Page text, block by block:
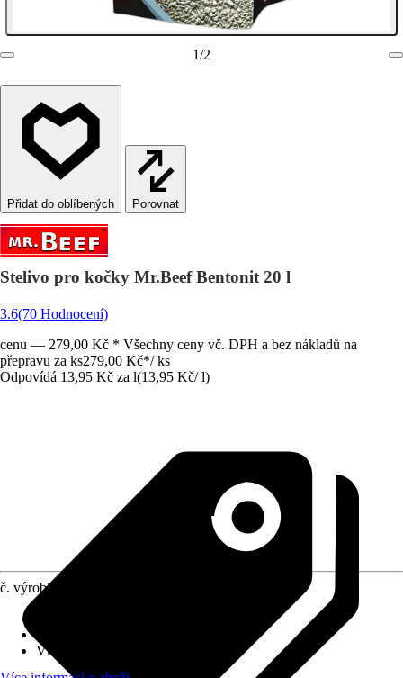
1/2
Porovnat
Stelivo pro kočky Mr.Beef Bentonit 20 l
3.6(70 Hodnocení)
cenu — 279,00 Kč * Všechny ceny vč. DPH a bez nákladů na
přepravu za ks279,00 Kč*/ ks
Odpovídá 13,95 Kč za l(13,95 Kč/ l)
č. výrobku
Vhodné pro